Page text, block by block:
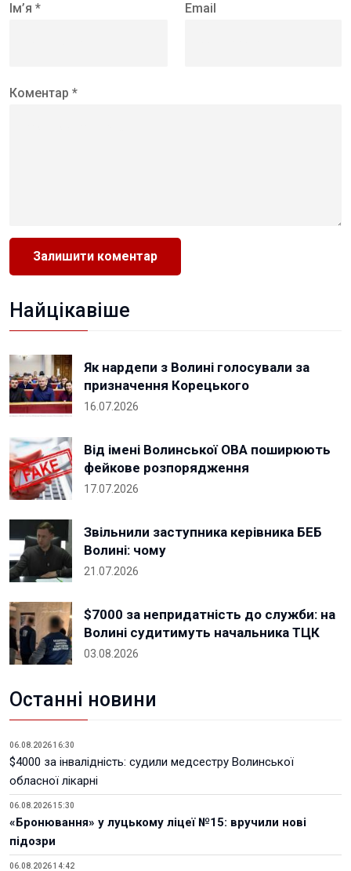
Ім’я * Email
Коментар *
Найцікавіше
Як нардепи з Волині голосували за
призначення Корецького
16.07.2026
Від імені Волинської ОВА поширюють
фейкове розпорядження
17.07.2026
Звільнили заступника керівника БЕБ
Волині: чому
21.07.2026
$7000 за непридатність до служби: на
Волині судитимуть начальника ТЦК
03.08.2026
Останні новини
06.08.2026 16:30
$4000 за інвалідність: судили медсестру Волинської
обласної лікарні
06.08.2026 15:30
«Бронювання» у луцькому ліцеї №15: вручили нові
підозри
06.08.2026 14:42